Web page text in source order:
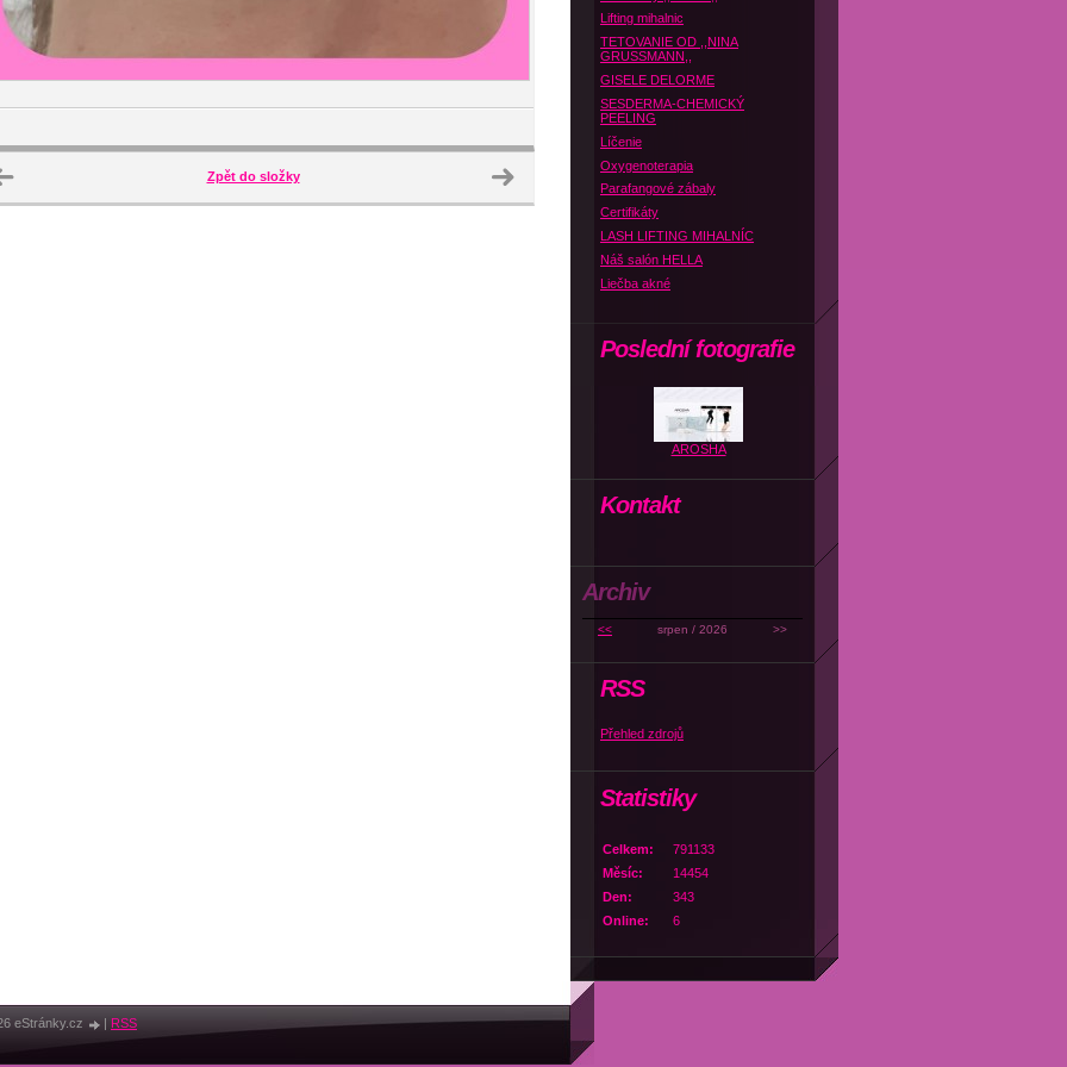
Zpět do složky
Lifting mihalnic
TETOVANIE OD ,,NINA
GRUSSMANN,,
GISELE DELORME
SESDERMA-CHEMICKÝ
PEELING
Líčenie
Oxygenoterapia
Parafangové zábaly
Certifikáty
LASH LIFTING MIHALNÍC
Náš salón HELLA
Liečba akné
Poslední fotografie
AROSHA
Kontakt
Archiv
<< srpen / 2026 >>
RSS
Přehled zdrojů
Statistiky
Online: 6
Celkem:
791133
Měsíc:
14454
Den:
343
eStránky.cz RSS